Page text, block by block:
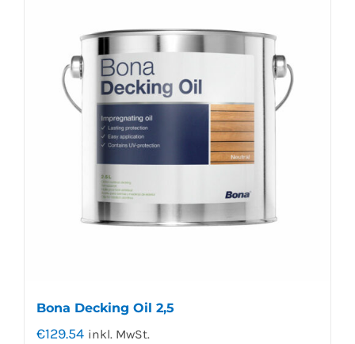
Bona Decking Oil 2,5
€129.54 inkl. MwSt.